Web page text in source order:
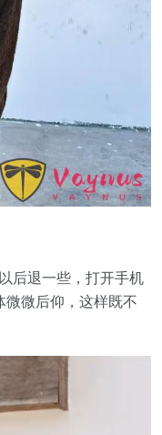
后退一些，打开手机
微微后仰，这样既不